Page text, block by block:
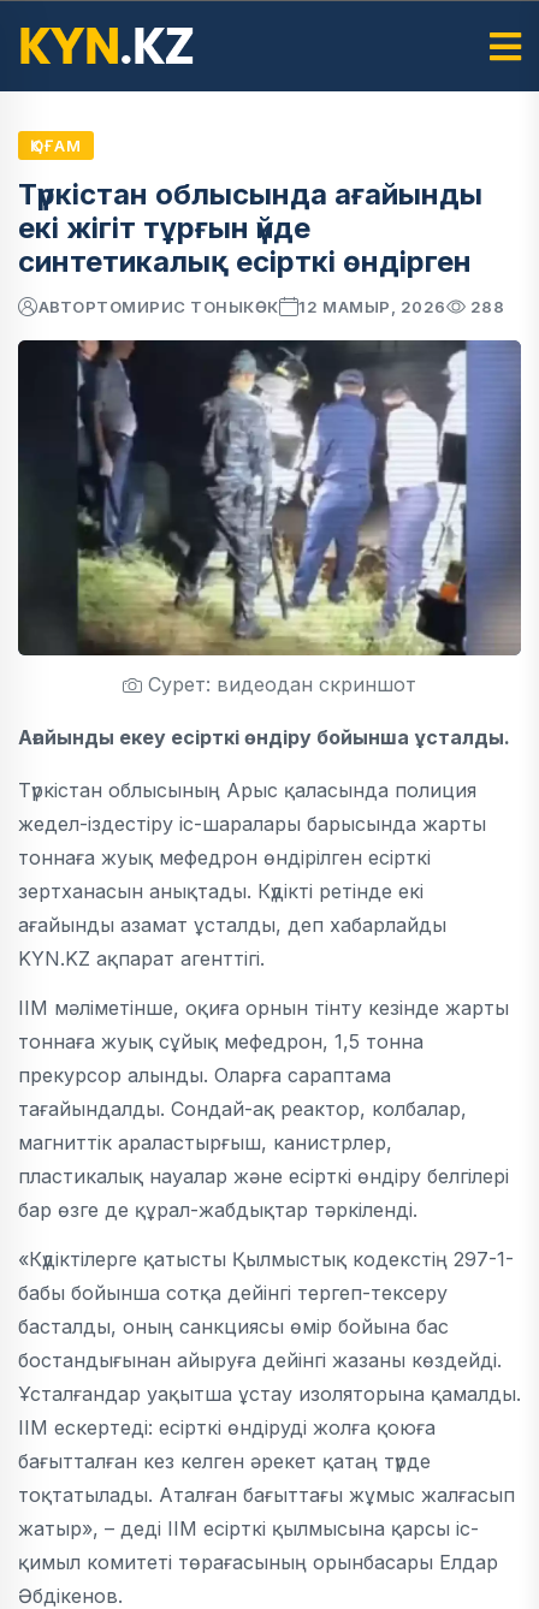
ҚОҒАМ
Түркістан облысында ағайынды
екі жігіт тұрғын үйде
синтетикалық есірткі өндірген
АВТОРТОМИРИС ТОНЫКӨК 12 МАМЫР, 2026 288
Сурет: видеодан скриншот
Ағайынды екеу есірткі өндіру бойынша ұсталды.
Түркістан облысының Арыс қаласында полиция
жедел-іздестіру іс-шаралары барысында жарты
тоннаға жуық мефедрон өндірілген есірткі
зертханасын анықтады. Күдікті ретінде екі
ағайынды азамат ұсталды, деп хабарлайды
KYN.KZ ақпарат агенттігі.
ІІМ мәліметінше, оқиға орнын тінту кезінде жарты
тоннаға жуық сұйық мефедрон, 1,5 тонна
прекурсор алынды. Оларға сараптама
тағайындалды. Сондай-ақ реактор, колбалар,
магниттік араластырғыш, канистрлер,
пластикалық науалар және есірткі өндіру белгілері
бар өзге де құрал-жабдықтар тәркіленді.
«Күдіктілерге қатысты Қылмыстық кодекстің 297-1-
бабы бойынша сотқа дейінгі тергеп-тексеру
басталды, оның санкциясы өмір бойына бас
бостандығынан айыруға дейінгі жазаны көздейді.
Ұсталғандар уақытша ұстау изоляторына қамалды.
ІІМ ескертеді: есірткі өндіруді жолға қоюға
бағытталған кез келген әрекет қатаң түрде
тоқтатылады. Аталған бағыттағы жұмыс жалғасып
жатыр», – деді ІІМ есірткі қылмысына қарсы іс-
қимыл комитеті төрағасының орынбасары Елдар
Әбдікенов.